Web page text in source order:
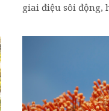
giai điệu sôi động,